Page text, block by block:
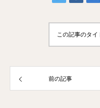
この記事のタ
前の記事